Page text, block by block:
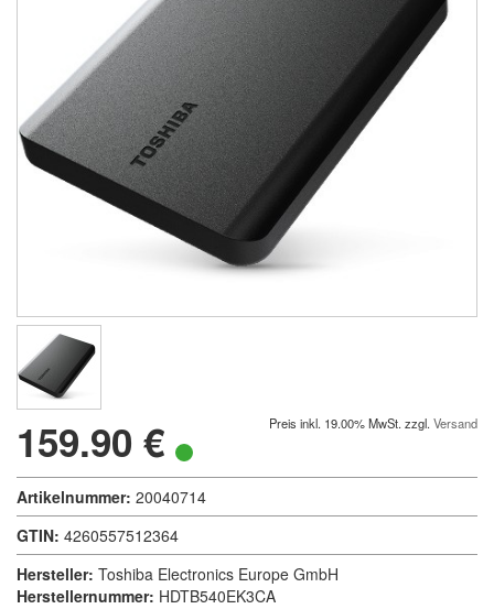
159.90 € Preis inkl. 19.00% MwSt. zzgl. Versand
Artikelnummer: 20040714
GTIN: 4260557512364
Hersteller: Toshiba Electronics Europe GmbH
Herstellernummer: HDTB540EK3CA